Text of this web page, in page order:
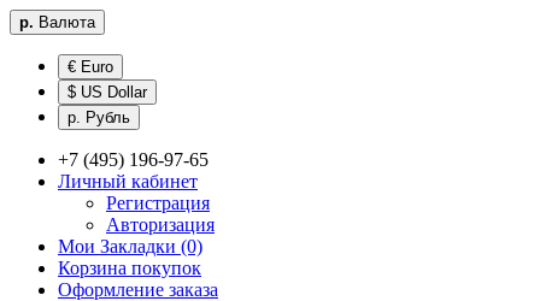
р. Валюта
€ Euro
$ US Dollar
р. Рубль
+7 (495) 196-97-65
Личный кабинет
Регистрация
Авторизация
Мои Закладки (0)
Корзина покупок
Оформление заказа